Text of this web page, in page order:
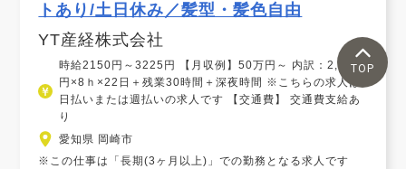
トあり/土日休み／髪型・髪色自由
YT産経株式会社
時給2150円～3225円 【月収例】50万円～ 内訳：2,150
円×8ｈ×22日＋残業30時間＋深夜時間 ※こちらの求人は
日払いまたは週払いの求人です 【交通費】 交通費支給あ
り
愛知県 岡崎市
※この仕事は「長期(3ヶ月以上)」での勤務となる求人です
TOP